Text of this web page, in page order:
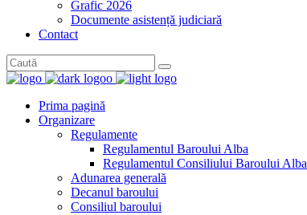
Grafic 2026
Documente asistență judiciară
Contact
Prima pagină
Organizare
Regulamente
Regulamentul Baroului Alba
Regulamentul Consiliului Baroului Alba
Adunarea generală
Decanul baroului
Consiliul baroului